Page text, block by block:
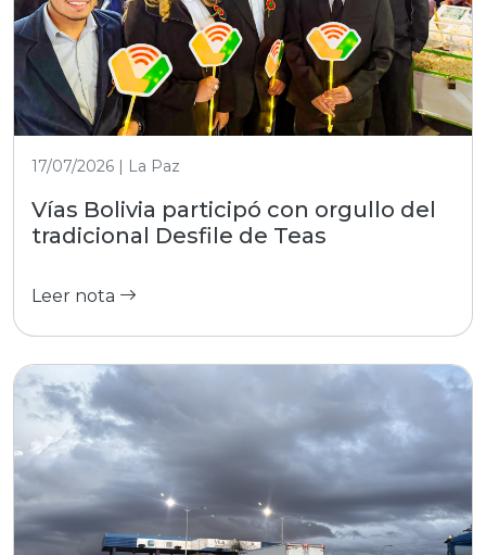
17/07/2026 | La Paz
Vías Bolivia participó con orgullo del
tradicional Desfile de Teas
Leer nota